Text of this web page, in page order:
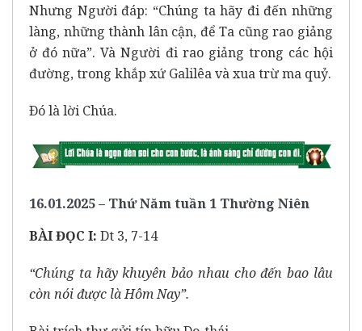
Nhưng Người đáp: “Chúng ta hãy đi đến những
làng, những thành lân cận, để Ta cũng rao giảng
ở đó nữa”. Và Người đi rao giảng trong các hội
đường, trong khắp xứ Galilêa và xua trừ ma quỷ.
Ðó là lời Chúa.
16.01.2025 – Thứ Năm tuần 1 Thường Niên
BÀI ĐỌC I: Dt 3, 7-14
“Chúng ta hãy khuyên bảo nhau cho đến bao lâu
còn nói được là Hôm Nay”.